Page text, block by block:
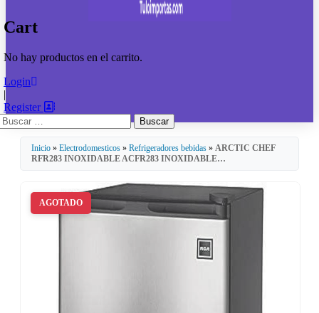
Cart
No hay productos en el carrito.
Login
|
Register
Inicio » Electrodomesticos » Refrigeradores bebidas » ARCTIC CHEF
RFR283 INOXIDABLE ACFR283 INOXIDABLE…
AGOTADO